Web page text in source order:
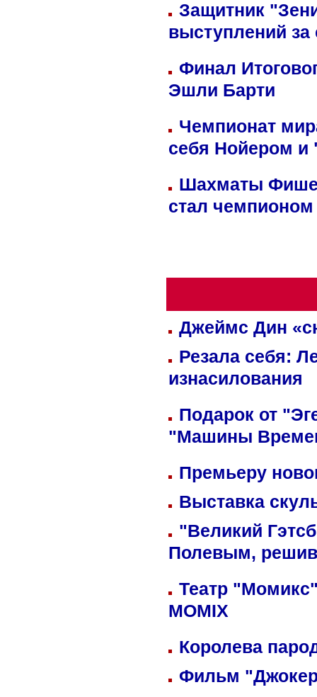
Защитник
выступлений
Финал
Эшли Барти
Чемпионат
себя Нойером и
Шахматы
стал
Джеймс Дин
Резала себя:
изнасилования
Подарок от
"Машины
Премьеру
Выставка
"Великий
Полевым,
Театр
MOMIX
Королева
Фильм